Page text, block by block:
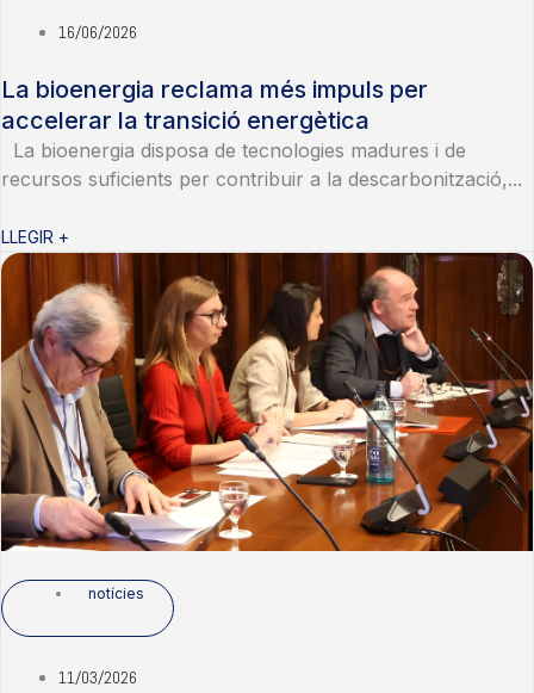
16/06/2026
La bioenergia reclama més impuls per
accelerar la transició energètica
La bioenergia disposa de tecnologies madures i de
recursos suficients per contribuir a la descarbonització,...
LLEGIR +
notícies
11/03/2026